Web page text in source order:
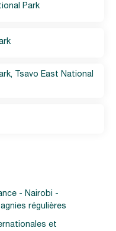
Park
Tsavo East National
- Nairobi -
régulières
et